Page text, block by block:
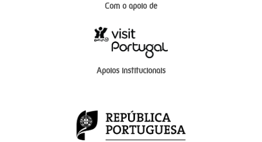
Com o apoio de
Apoios institucionais